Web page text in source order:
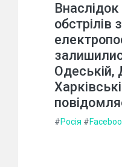
Внаслідок
обстрілів
Одеській,
#Росія #